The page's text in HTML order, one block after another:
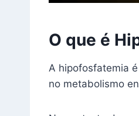
O que é
A hipofosfatemia
no metabolismo